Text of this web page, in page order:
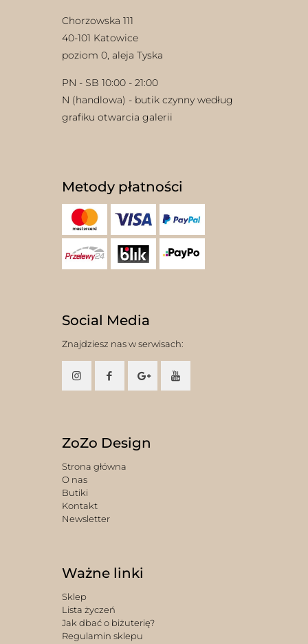
Chorzowska 111
40-101 Katowice
poziom 0, aleja Tyska
PN - SB 10:00 - 21:00
N (handlowa) - butik czynny według
grafiku otwarcia galerii
Metody płatności
Social Media
Znajdziesz nas w serwisach:
ZoZo Design
Strona główna
O nas
Butiki
Kontakt
Newsletter
Ważne linki
Sklep
Lista życzeń
Jak dbać o biżuterię?
Regulamin sklepu